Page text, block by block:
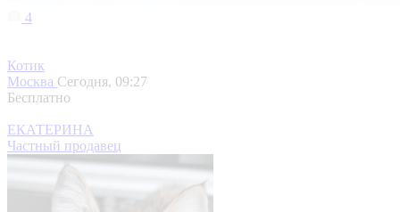
4
Котик
Москва Сегодня, 09:27
Бесплатно
ЕКАТЕРИНА
Частный продавец